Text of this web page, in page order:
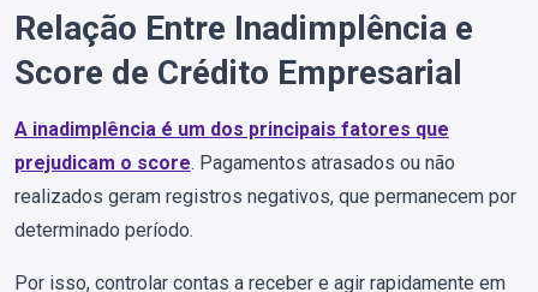
Relação Entre Inadimplência e
Score de Crédito Empresarial
A inadimplência é um dos principais fatores que
prejudicam o score. Pagamentos atrasados ou não
realizados geram registros negativos, que permanecem por
determinado período.
Por isso, controlar contas a receber e agir rapidamente em